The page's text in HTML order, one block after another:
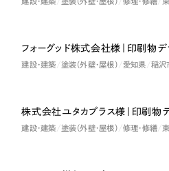
フォーグッド株式会社様｜印刷物デ
建設・建築 塗装（外壁・屋根） 愛知県 稲沢
株式会社ユタカプラス様｜印刷物デ
建設・建築 塗装（外壁・屋根） 修理・修繕